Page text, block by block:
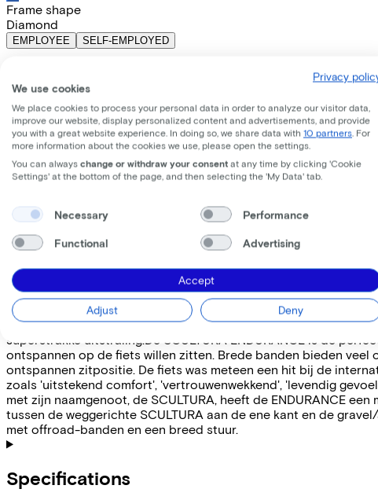
Frame shape
Diamond
EMPLOYEE SELF-EMPLOYED
Lease this bike through your employer. Calculate the lease
Gross monthly salary
My employer pays€
Please note: the stated lease and sales prices are indicative.
Costs per month from
€59,27
Incl. Service & insurance package
Expected purchase price after 36 months: €479,80
Information
Wat wordt jouw nieuwe uitdaging op de fiets?De voordeligste
de allerbeste. Een hoogwaardig carbonframe in combinatie
Endurance 4000 is allesbehalve een conventionele
Shimano 105 12-speed groepset die nauwkeurig schakelen
superstrakke uitstraling.De SCULTURA ENDURANCE is de
ontspannen op de fiets willen zitten. Brede banden bieden
ontspannen zitpositie. De fiets was meteen een hit bij de
zoals 'uitstekend comfort', 'vertrouwenwekkend', 'levendig
met zijn naamgenoot, de SCULTURA, heeft de ENDURANCE
tussen de weggerichte SCULTURA aan de ene kant en de
met offroad-banden en een breed stuur.
Specifications
Privacy
We use cookies
We place cookies to process your personal data in order to analyze our visitor data,
improve our website, display personalized content and advertisements, and provide
you with a great website experience. In doing so, we share data with 10 partners . For
more information about the cookies we use, please open the settings.
You can always change or withdraw your consent at any time by clicking 'Cookie
Settings' at the bottom of the page, and then selecting the 'My Data' tab.
Necessary Performance
Functional Advertising
Accept
Adjust Deny